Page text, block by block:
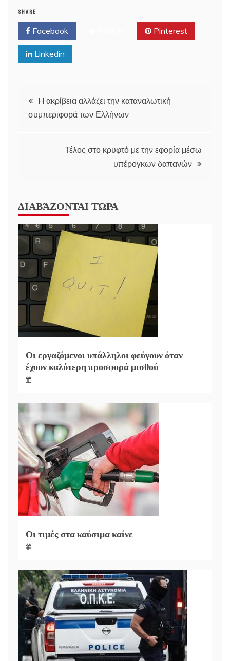
SHARE
Facebook Pinterest
Linkedin
Post
navigation
H ακρίβεια αλλάζει την καταναλωτική
συμπεριφορά των Ελλήνων
Τέλος στο κρυφτό με την εφορία μέσω
υπέρογκων δαπανών
ΔΙΑΒΆΖΟΝΤΑΙ ΤΏΡΑ
Οι εργαζόμενοι υπάλληλοι φεύγουν όταν
έχουν καλύτερη προσφορά μισθού
Οι τιμές στα καύσιμα καίνε